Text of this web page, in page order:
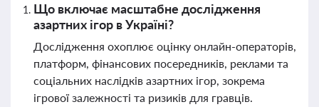
Що включає масштабне дослідження
азартних ігор в Україні?
Дослідження охоплює оцінку онлайн-операторів,
платформ, фінансових посередників, реклами та
соціальних наслідків азартних ігор, зокрема
ігрової залежності та ризиків для гравців.